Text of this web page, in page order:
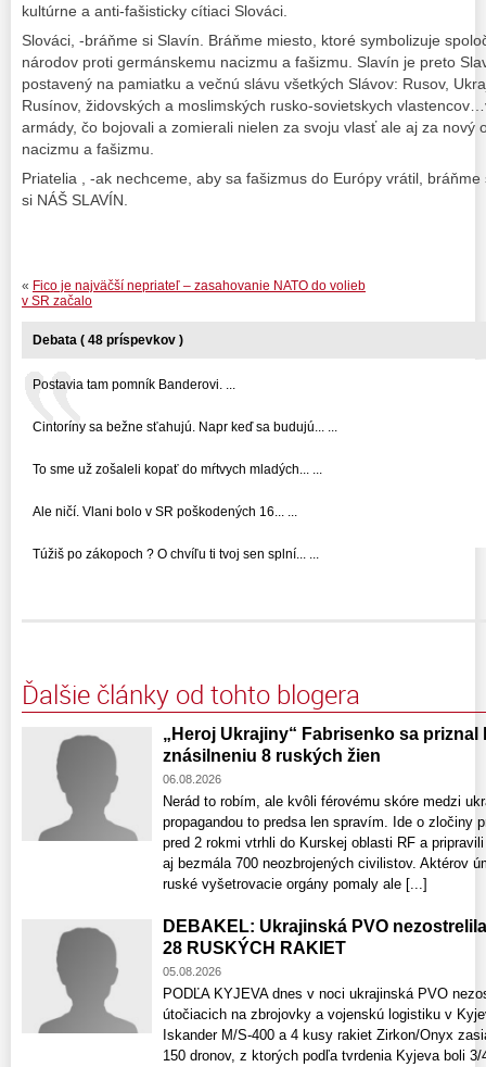
kultúrne a anti-fašisticky cítiaci Slováci.
Slováci, -bráňme si Slavín. Bráňme miesto, ktoré symbolizuje
národov proti germánskemu nacizmu a fašizmu. Slavín je preto
postavený na pamiatku a večnú slávu všetkých Slávov: Rusov,
Rusínov, židovských a moslimských rusko-sovietskych
armády, čo bojovali a zomierali nielen za svoju vlasť ale aj za nový
nacizmu a fašizmu.
Priatelia , -ak nechceme, aby sa fašizmus do Európy vrátil,
si NÁŠ SLAVÍN.
« Fico je najväčší nepriateľ – zasahovanie NATO do volieb
v SR začalo
Debata ( 48 príspevkov )
Postavia tam pomník Banderovi. ...
Cintoríny sa bežne sťahujú. Napr keď sa budujú... ...
To sme už zošaleli kopať do mŕtvych mladých... ...
Ale ničí. Vlani bolo v SR poškodených 16... ...
Túžiš po zákopoch ? O chvíľu ti tvoj sen splní... ...
Ďalšie články od tohto blogera
„Heroj Ukrajiny“ Fabrisenko sa priznal
znásilneniu 8 ruských žien
06.08.2026
Nerád to robím, ale kvôli férovému skóre medzi
propagandou to predsa len spravím. Ide o zločiny
pred 2 rokmi vtrhli do Kurskej oblasti RF a
aj bezmála 700 neozbrojených civilistov. Aktérov
ruské vyšetrovacie orgány pomaly ale [...]
DEBAKEL: Ukrajinská PVO
28 RUSKÝCH RAKIET
05.08.2026
PODĽA KYJEVA dnes v noci ukrajinská PVO
útočiacich na zbrojovky a vojenskú logistiku v
Iskander M/S-400 a 4 kusy rakiet Zirkon/Onyx
150 dronov, z ktorých podľa tvrdenia Kyjeva boli